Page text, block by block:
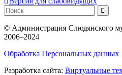
© Администрация Слюдянского
2006–2024
Обработка Персональных данных
Разработка сайта: Виртуальные